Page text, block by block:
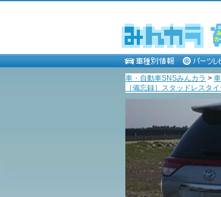
車・自動車SNSみんカラ >
［備忘録］スタッドレスタ